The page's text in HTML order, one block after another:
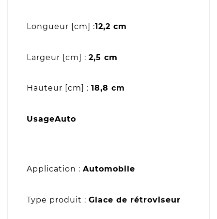
Longueur [cm] :12,2 cm
Largeur [cm] : 2,5 cm
Hauteur [cm] : 18,8 cm
UsageAuto
Application : Automobile
Type produit : Glace de rétroviseur